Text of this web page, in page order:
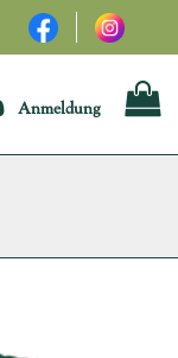
Anmeldung